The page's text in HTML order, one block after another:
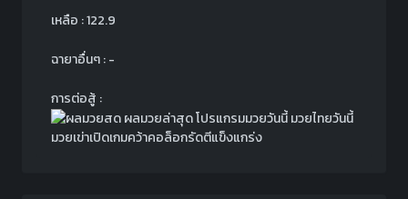
เหลือ : 122.9
ฉายาอื่นๆ : -
การต่อสู้ :
มวยเข่าเปิดเกมคว้าคอล็อกรัดตีแข็งแกร่ง